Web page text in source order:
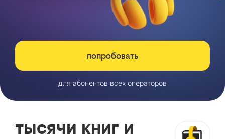
попробовать
для абонентов всех операторов
тысячи книг и